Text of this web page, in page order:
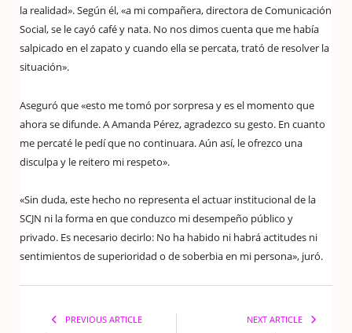
la realidad». Según él, «a mi compañera, directora de Comunicación
Social, se le cayó café y nata. No nos dimos cuenta que me había
salpicado en el zapato y cuando ella se percata, trató de resolver la
situación».
Aseguró que «esto me tomó por sorpresa y es el momento que
ahora se difunde. A Amanda Pérez, agradezco su gesto. En cuanto
me percaté le pedí que no continuara. Aún así, le ofrezco una
disculpa y le reitero mi respeto».
«Sin duda, este hecho no representa el actuar institucional de la
SCJN ni la forma en que conduzco mi desempeño público y
privado. Es necesario decirlo: No ha habido ni habrá actitudes ni
sentimientos de superioridad o de soberbia en mi persona», juró.
PREVIOUS ARTICLE NEXT ARTICLE